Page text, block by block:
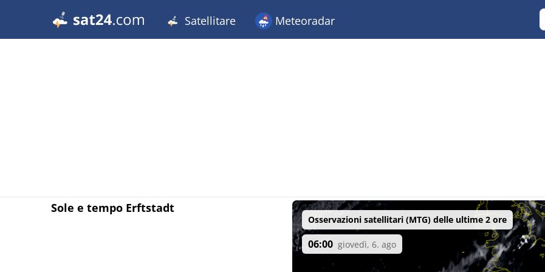
Satellitare Meteoradar
Sole e tempo Erftstadt
Osservazioni satellitari (MTG) delle ultime 2 ore
06:00 giovedì, 6. ago